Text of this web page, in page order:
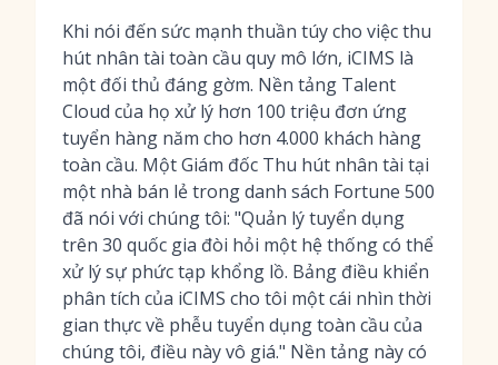
Khi nói đến sức mạnh thuần túy cho việc thu
hút nhân tài toàn cầu quy mô lớn, iCIMS là
một đối thủ đáng gờm. Nền tảng Talent
Cloud của họ xử lý hơn 100 triệu đơn ứng
tuyển hàng năm cho hơn 4.000 khách hàng
toàn cầu. Một Giám đốc Thu hút nhân tài tại
một nhà bán lẻ trong danh sách Fortune 500
đã nói với chúng tôi: "Quản lý tuyển dụng
trên 30 quốc gia đòi hỏi một hệ thống có thể
xử lý sự phức tạp khổng lồ. Bảng điều khiển
phân tích của iCIMS cho tôi một cái nhìn thời
gian thực về phễu tuyển dụng toàn cầu của
chúng tôi, điều này vô giá." Nền tảng này có